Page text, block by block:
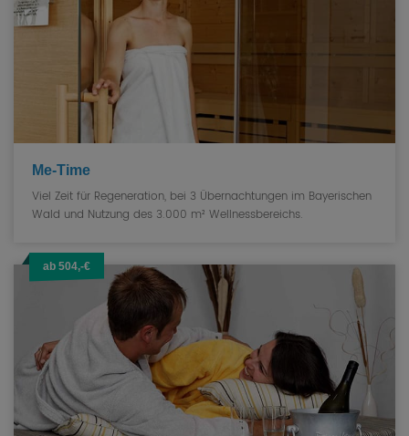
Me-Time
Viel Zeit für Regeneration, bei 3 Übernachtungen im Bayerischen
Wald und Nutzung des 3.000 m² Wellnessbereichs.
ab 504,-€